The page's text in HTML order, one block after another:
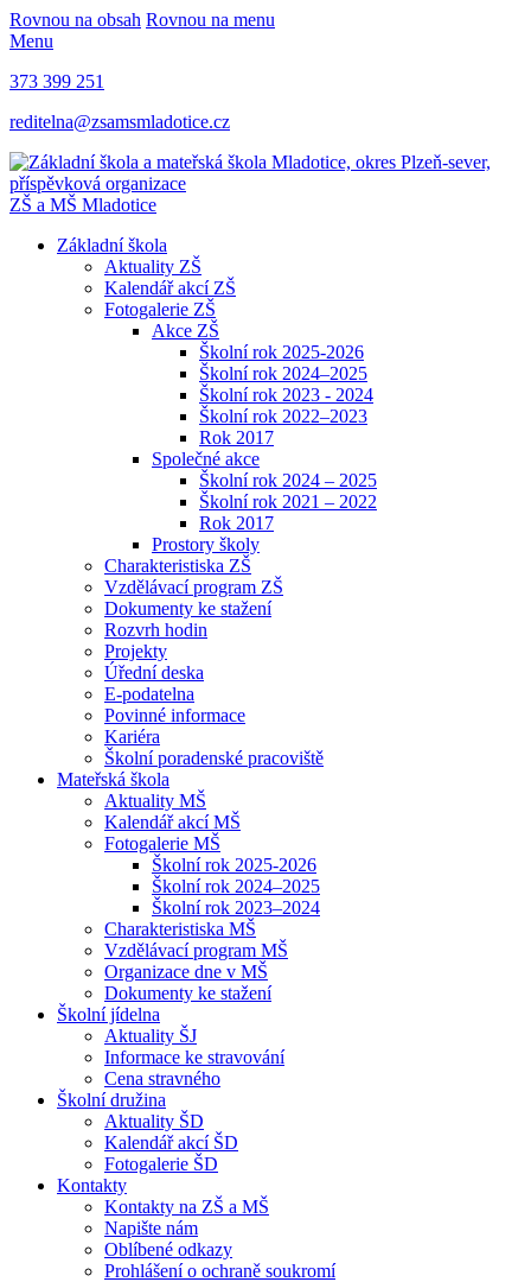
Rovnou na obsah Rovnou na menu
Menu
373 399 251
reditelna@zsamsmladotice.cz
ZŠ a MŠ Mladotice
Základní škola
Aktuality ZŠ
Kalendář akcí ZŠ
Fotogalerie ZŠ
Akce ZŠ
Školní rok 2025-2026
Školní rok 2024–2025
Školní rok 2023 - 2024
Školní rok 2022–2023
Rok 2017
Společné akce
Školní rok 2024 – 2025
Školní rok 2021 – 2022
Rok 2017
Prostory školy
Charakteristiska ZŠ
Vzdělávací program ZŠ
Dokumenty ke stažení
Rozvrh hodin
Projekty
Úřední deska
E-podatelna
Povinné informace
Kariéra
Školní poradenské pracoviště
Mateřská škola
Aktuality MŠ
Kalendář akcí MŠ
Fotogalerie MŠ
Školní rok 2025-2026
Školní rok 2024–2025
Školní rok 2023–2024
Charakteristiska MŠ
Vzdělávací program MŠ
Organizace dne v MŠ
Dokumenty ke stažení
Školní jídelna
Aktuality ŠJ
Informace ke stravování
Cena stravného
Školní družina
Aktuality ŠD
Kalendář akcí ŠD
Fotogalerie ŠD
Kontakty
Kontakty na ZŠ a MŠ
Napište nám
Oblíbené odkazy
Prohlášení o ochraně soukromí